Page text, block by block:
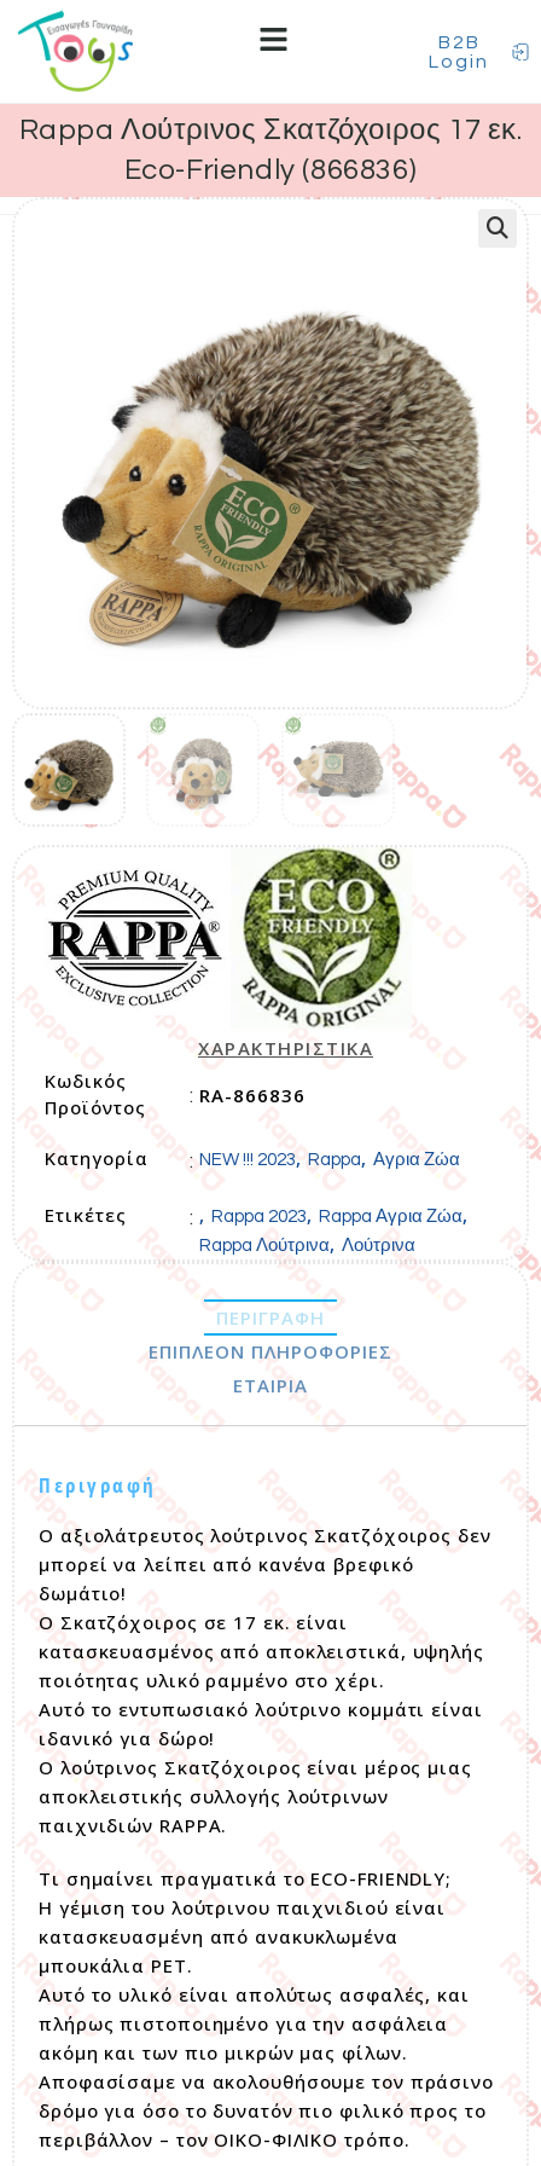
B2B
Login
Rappa Λούτρινος Σκατζόχοιρος 17 εκ.
Eco-Friendly (866836)
ΧΑΡΑΚΤΗΡΙΣΤΙΚΑ
Κωδικός
Προϊόντος
: RA-866836
Κατηγορία : NEW !!! 2023, Rappa, Αγρια Ζώα
Ετικέτες : , Rappa 2023, Rappa Αγρια Ζώα,
Rappa Λούτρινα, Λούτρινα
ΠΕΡΙΓΡΑΦΉ
ΕΠΙΠΛΈΟΝ ΠΛΗΡΟΦΟΡΊΕΣ
ΕΤΑΙΡΊΑ
Περιγραφή
Ο αξιολάτρευτος λούτρινος Σκατζόχοιρος δεν
μπορεί να λείπει από κανένα βρεφικό
δωμάτιο!
Ο Σκατζόχοιρος σε 17 εκ. είναι
κατασκευασμένος από αποκλειστικά, υψηλής
ποιότητας υλικό ραμμένο στο χέρι.
Αυτό το εντυπωσιακό λούτρινο κομμάτι είναι
ιδανικό για δώρο!
Ο λούτρινος Σκατζόχοιρος είναι μέρος μιας
αποκλειστικής συλλογής λούτρινων
παιχνιδιών RAPPA.
Τι σημαίνει πραγματικά το ECO-FRIENDLY;
Η γέμιση του λούτρινου παιχνιδιού είναι
κατασκευασμένη από ανακυκλωμένα
μπουκάλια PET.
Αυτό το υλικό είναι απολύτως ασφαλές, και
πλήρως πιστοποιημένο για την ασφάλεια
ακόμη και των πιο μικρών μας φίλων.
Αποφασίσαμε να ακολουθήσουμε τον πράσινο
δρόμο για όσο το δυνατόν πιο φιλικό προς το
περιβάλλον – τον ΟΙΚΟ-ΦΙΛΙΚΟ τρόπο.